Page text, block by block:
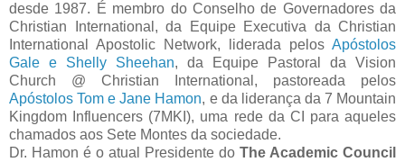
desde 1987. É membro do Conselho de Governadores da
Christian International, da Equipe Executiva da Christian
International Apostolic Network, liderada pelos Apóstolos
Gale e Shelly Sheehan, da Equipe Pastoral da Vision
Church @ Christian International, pastoreada pelos
Apóstolos Tom e Jane Hamon, e da liderança da 7 Mountain
Kingdom Influencers (7MKI), uma rede da CI para aqueles
chamados aos Sete Montes da sociedade.
Dr. Hamon é o atual Presidente do The Academic Council